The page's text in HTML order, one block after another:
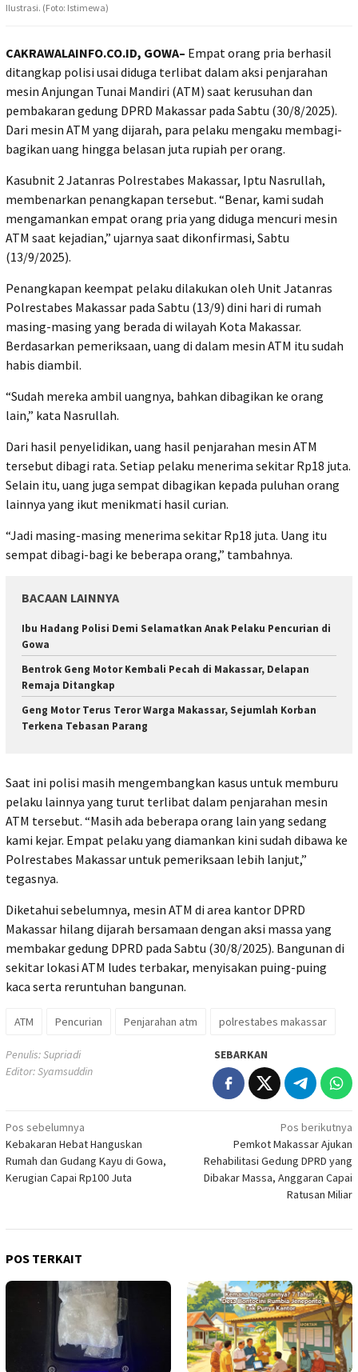
Ilustrasi. (Foto: Istimewa)
CAKRAWALAINFO.CO.ID, GOWA– Empat orang pria berhasil
ditangkap polisi usai diduga terlibat dalam aksi penjarahan
mesin Anjungan Tunai Mandiri (ATM) saat kerusuhan dan
pembakaran gedung DPRD Makassar pada Sabtu (30/8/2025).
Dari mesin ATM yang dijarah, para pelaku mengaku membagi-
bagikan uang hingga belasan juta rupiah per orang.
Kasubnit 2 Jatanras Polrestabes Makassar, Iptu Nasrullah,
membenarkan penangkapan tersebut. “Benar, kami sudah
mengamankan empat orang pria yang diduga mencuri mesin
ATM saat kejadian,” ujarnya saat dikonfirmasi, Sabtu
(13/9/2025).
Penangkapan keempat pelaku dilakukan oleh Unit Jatanras
Polrestabes Makassar pada Sabtu (13/9) dini hari di rumah
masing-masing yang berada di wilayah Kota Makassar.
Berdasarkan pemeriksaan, uang di dalam mesin ATM itu sudah
habis diambil.
“Sudah mereka ambil uangnya, bahkan dibagikan ke orang
lain,” kata Nasrullah.
Dari hasil penyelidikan, uang hasil penjarahan mesin ATM
tersebut dibagi rata. Setiap pelaku menerima sekitar Rp18 juta.
Selain itu, uang juga sempat dibagikan kepada puluhan orang
lainnya yang ikut menikmati hasil curian.
“Jadi masing-masing menerima sekitar Rp18 juta. Uang itu
sempat dibagi-bagi ke beberapa orang,” tambahnya.
BACAAN LAINNYA
Ibu Hadang Polisi Demi Selamatkan Anak Pelaku Pencurian di
Gowa
Bentrok Geng Motor Kembali Pecah di Makassar, Delapan
Remaja Ditangkap
Geng Motor Terus Teror Warga Makassar, Sejumlah Korban
Terkena Tebasan Parang
Saat ini polisi masih mengembangkan kasus untuk memburu
pelaku lainnya yang turut terlibat dalam penjarahan mesin
ATM tersebut. “Masih ada beberapa orang lain yang sedang
kami kejar. Empat pelaku yang diamankan kini sudah dibawa ke
Polrestabes Makassar untuk pemeriksaan lebih lanjut,”
tegasnya.
Diketahui sebelumnya, mesin ATM di area kantor DPRD
Makassar hilang dijarah bersamaan dengan aksi massa yang
membakar gedung DPRD pada Sabtu (30/8/2025). Bangunan di
sekitar lokasi ATM ludes terbakar, menyisakan puing-puing
kaca serta reruntuhan bangunan.
ATM Pencurian Penjarahan atm polrestabes makassar
Penulis: Supriadi
Editor: Syamsuddin
SEBARKAN
Navigasi
pos
Pos sebelumnya
Kebakaran Hebat Hanguskan
Rumah dan Gudang Kayu di Gowa,
Kerugian Capai Rp100 Juta
Pos berikutnya
Pemkot Makassar Ajukan
Rehabilitasi Gedung DPRD yang
Dibakar Massa, Anggaran Capai
Ratusan Miliar
POS TERKAIT